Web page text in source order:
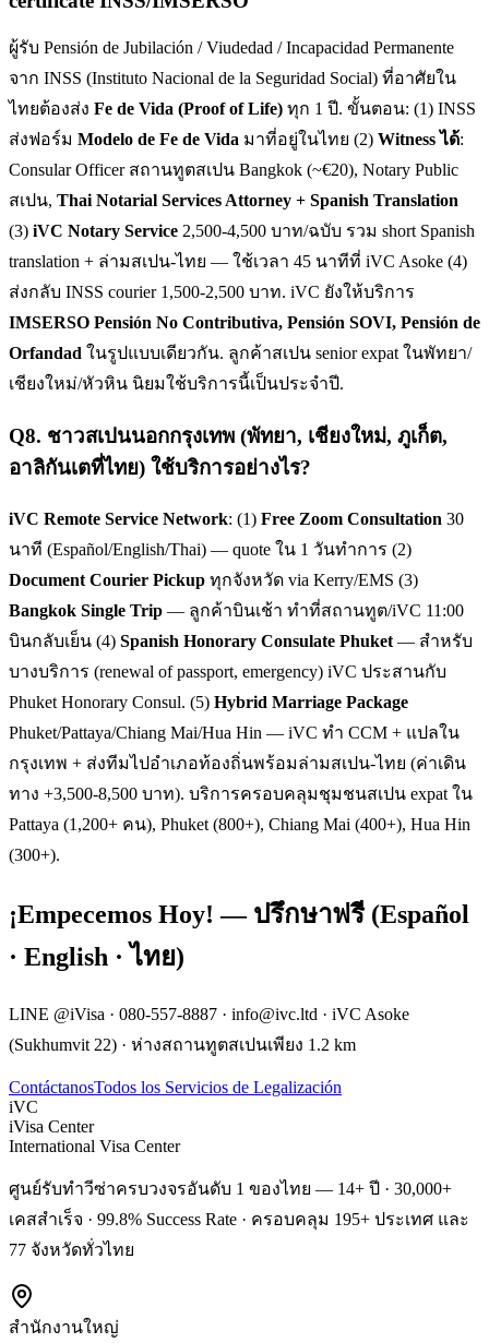
ผู้รับ Pensión de Jubilación / Viudedad / Incapacidad Permanente
จาก INSS (Instituto Nacional de la Seguridad Social) ที่อาศัยใน
ไทยต้องส่ง Fe de Vida (Proof of Life) ทุก 1 ปี. ขั้นตอน: (1) INSS
ส่งฟอร์ม Modelo de Fe de Vida มาที่อยู่ในไทย (2) Witness ได้:
Consular Officer สถานทูตสเปน Bangkok (~€20), Notary Public
สเปน, Thai Notarial Services Attorney + Spanish Translation
(3) iVC Notary Service 2,500-4,500 บาท/ฉบับ รวม short Spanish
translation + ล่ามสเปน-ไทย — ใช้เวลา 45 นาทีที่ iVC Asoke (4)
ส่งกลับ INSS courier 1,500-2,500 บาท. iVC ยังให้บริการ
IMSERSO Pensión No Contributiva, Pensión SOVI, Pensión de
Orfandad ในรูปแบบเดียวกัน. ลูกค้าสเปน senior expat ในพัทยา/
เชียงใหม่/หัวหิน นิยมใช้บริการนี้เป็นประจำปี.
Q8. ชาวสเปนนอกกรุงเทพ (พัทยา, เชียงใหม่, ภูเก็ต,
อาลิกันเตที่ไทย) ใช้บริการอย่างไร?
iVC Remote Service Network: (1) Free Zoom Consultation 30
นาที (Español/English/Thai) — quote ใน 1 วันทำการ (2)
Document Courier Pickup ทุกจังหวัด via Kerry/EMS (3)
Bangkok Single Trip — ลูกค้าบินเช้า ทำที่สถานทูต/iVC 11:00
บินกลับเย็น (4) Spanish Honorary Consulate Phuket — สำหรับ
บางบริการ (renewal of passport, emergency) iVC ประสานกับ
Phuket Honorary Consul. (5) Hybrid Marriage Package
Phuket/Pattaya/Chiang Mai/Hua Hin — iVC ทำ CCM + แปลใน
กรุงเทพ + ส่งทีมไปอำเภอท้องถิ่นพร้อมล่ามสเปน-ไทย (ค่าเดิน
ทาง +3,500-8,500 บาท). บริการครอบคลุมชุมชนสเปน expat ใน
Pattaya (1,200+ คน), Phuket (800+), Chiang Mai (400+), Hua Hin
(300+).
¡Empecemos Hoy! — ปรึกษาฟรี (Español
· English · ไทย)
LINE @iVisa · 080-557-8887 · info@ivc.ltd · iVC Asoke
(Sukhumvit 22) · ห่างสถานทูตสเปนเพียง 1.2 km
ContáctanosTodos los Servicios de Legalización
iVC
iVisa Center
International Visa Center
ศูนย์รับทำวีซ่าครบวงจรอันดับ 1 ของไทย — 14+ ปี · 30,000+
เคสสำเร็จ · 99.8% Success Rate · ครอบคลุม 195+ ประเทศ และ
77 จังหวัดทั่วไทย
สำนักงานใหญ่